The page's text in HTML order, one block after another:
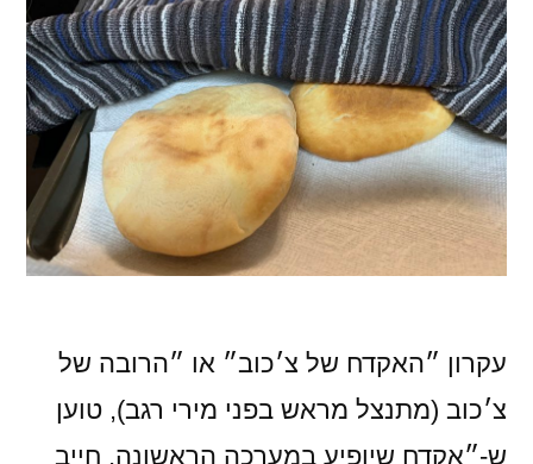
עקרון ״האקדח של צ׳כוב״ או ״הרובה של
צ׳כוב (מתנצל מראש בפני מירי רגב), טוען
ש-״אקדח שיופיע במערכה הראשונה, חייב